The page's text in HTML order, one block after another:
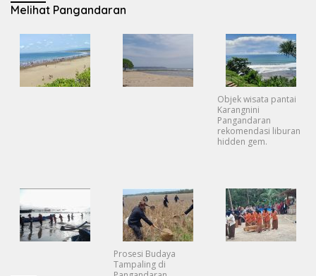
Melihat Pangandaran
Objek wisata pantai
Karangnini
Pangandaran
rekomendasi liburan
hidden gem.
Prosesi Budaya
Tampaling di